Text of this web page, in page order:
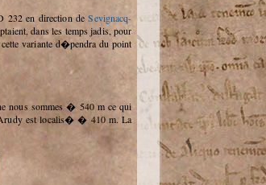
232 en direction de Sevignacq-
dans les temps jadis, pour
variante d�pendra du point
Arudy est localis� � 410 m. La